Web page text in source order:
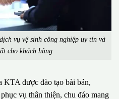
vụ vệ sinh công nghiệp uy tín và
cho khách hàng
KTA được đào tạo bài bản,
vụ thân thiện, chu đáo mang